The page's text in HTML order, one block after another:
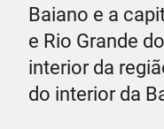
Baiano e a
e Rio Grande
interior da
do interior da